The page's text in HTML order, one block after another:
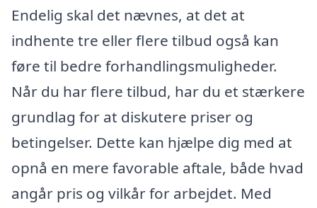
Endelig skal det nævnes, at det at
indhente tre eller flere tilbud også kan
føre til bedre forhandlingsmuligheder.
Når du har flere tilbud, har du et stærkere
grundlag for at diskutere priser og
betingelser. Dette kan hjælpe dig med at
opnå en mere favorable aftale, både hvad
angår pris og vilkår for arbejdet. Med